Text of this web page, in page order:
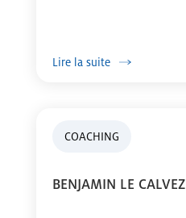
Lire la suite
COACHING
BENJAMIN LE CALVEZ